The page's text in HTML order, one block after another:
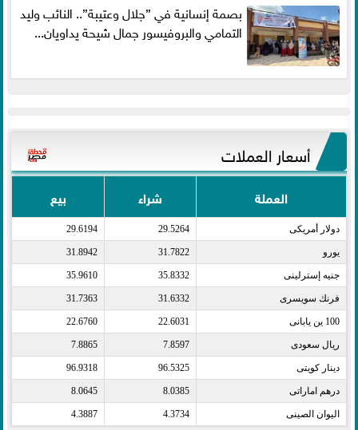
بصمة إنسانية في ”جلال وعتيبة”.. النائب وليد
التمامي والبروفيسور جمال شيحة يداويان...
أسعار العملات
العملة شراء بيع
دولار أمريكى​ 29.5264
29.6194
يورو​ 31.7822
31.8942
جنيه إسترلينى​ 35.8332
35.9610
فرنك سويسرى​ 31.6332
31.7363
100 ين يابانى​ 22.6031
22.6760
ريال سعودى​ 7.8597
7.8865
دينار كويتى​ 96.5325
96.9318
درهم اماراتى​ 8.0385
8.0645
اليوان الصينى​ 4.3734
4.3887